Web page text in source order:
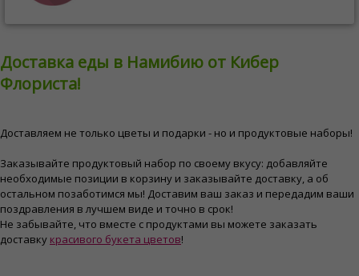
Доставка еды в Намибию от Кибер
Флориста!
Доставляем не только цветы и подарки - но и продуктовые наборы!
Заказывайте продуктовый набор по своему вкусу: добавляйте
необходимые позиции в корзину и заказывайте доставку, а об
остальном позаботимся мы! Доставим ваш заказ и передадим ваши
поздравления в лучшем виде и точно в срок!
Не забывайте, что вместе с продуктами вы можете заказать
доставку красивого букета цветов!